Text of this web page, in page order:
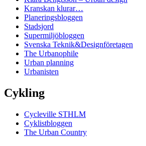
Kranskan klurar…
Planeringsbloggen
Stadsjord
Supermiljöbloggen
Svenska Teknik&Designföretagen
The Urbanophile
Urban planning
Urbanisten
Cykling
Cycleville STHLM
Cyklistbloggen
The Urban Country